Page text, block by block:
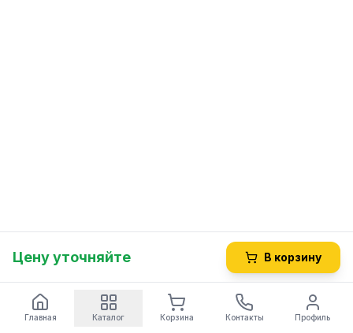
Цену уточняйте В корзину
Главная Каталог Корзина Контакты Профиль